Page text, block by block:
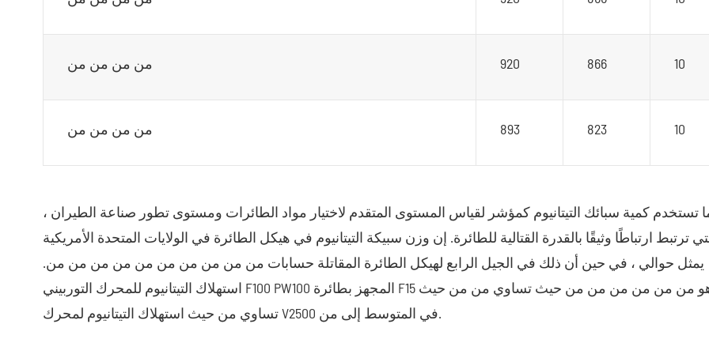
من من من من 920 866 10
من من من من 893 823 10
ما تستخدم كمية سبائك التيتانيوم كمؤشر لقياس المستوى المتقدم لاختيار مواد الطائرات ومستوى تطور صناعة الطيران ،
ترتبط ارتباطًا وثيقًا بالقدرة القتالية للطائرة. إن وزن سبيكة التيتانيوم في هيكل الطائرة في الولايات المتحدة الأمريكية
يمثل حوالي ، في حين أن ذلك في الجيل الرابع لهيكل الطائرة المقاتلة حسابات من من من من من من من من من من.
استهلاك التيتانيوم للمحرك التوربيني F100 PW100 المجهز بطائرة F15 هو من من من من من من حيث تساوي من من حيث
تساوي من حيث استهلاك التيتانيوم لمحرك V2500 في المتوسط إلى من.